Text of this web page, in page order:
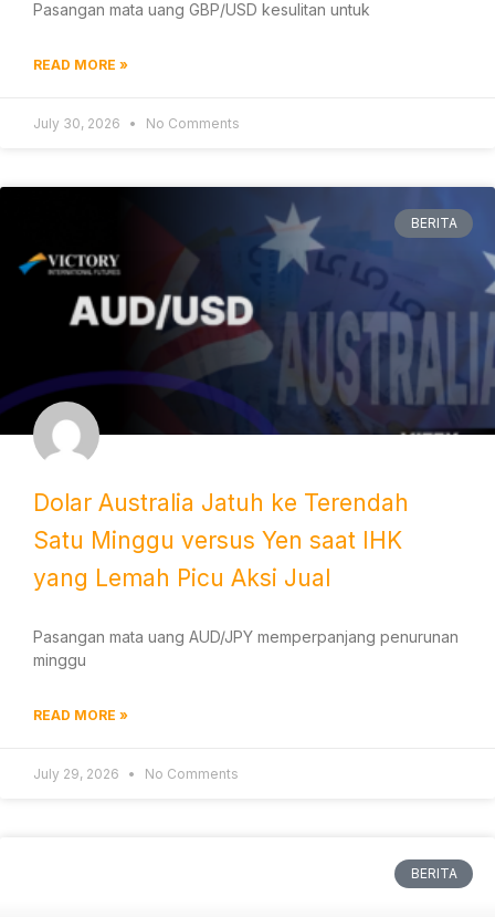
Pasangan mata uang GBP/USD kesulitan untuk
READ MORE »
July 30, 2026 No Comments
BERITA
Dolar Australia Jatuh ke Terendah
Satu Minggu versus Yen saat IHK
yang Lemah Picu Aksi Jual
Pasangan mata uang AUD/JPY memperpanjang penurunan
minggu
READ MORE »
July 29, 2026 No Comments
BERITA